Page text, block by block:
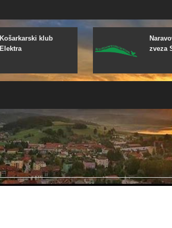
Košarkarski klub
Elektra
zveza